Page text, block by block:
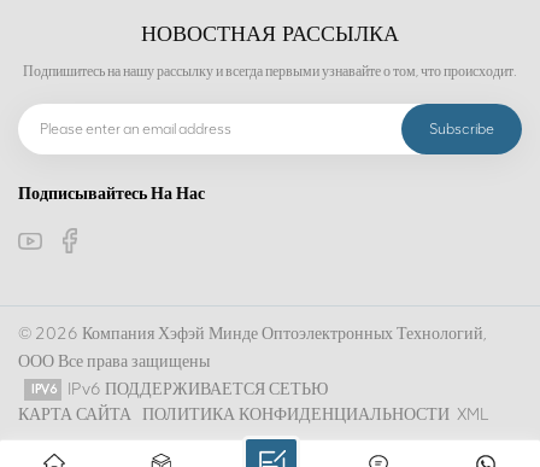
НОВОСТНАЯ РАССЫЛКА
Подпишитесь на нашу рассылку и всегда первыми узнавайте о том, что происходит.
Подписывайтесь На Нас
© 2026 Компания Хэфэй Минде Оптоэлектронных Технологий,
ООО Все права защищены
IPv6 ПОДДЕРЖИВАЕТСЯ СЕТЬЮ
КАРТА САЙТА ПОЛИТИКА КОНФИДЕНЦИАЛЬНОСТИ XML